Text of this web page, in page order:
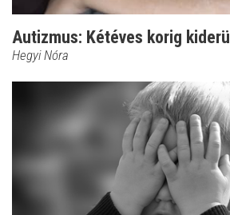
Autizmus: Kétéves korig kiderül
Hegyi Nóra